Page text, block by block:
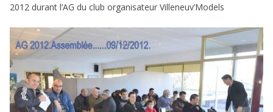
2012 durant l’AG du club organisateur Villeneuv’Models